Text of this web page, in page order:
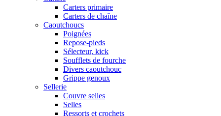
Carters primaire
Carters de chaîne
Caoutchoucs
Poignées
Repose-pieds
Sélecteur, kick
Soufflets de fourche
Divers caoutchouc
Grippe genoux
Sellerie
Couvre selles
Selles
Ressorts et crochets